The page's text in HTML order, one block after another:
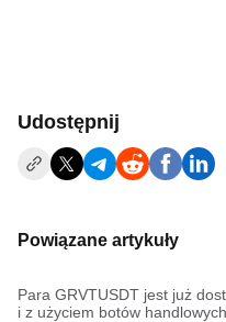
Udostępnij
Powiązane artykuły
Para GRVTUSDT jest już
i z użyciem botów handlowych.